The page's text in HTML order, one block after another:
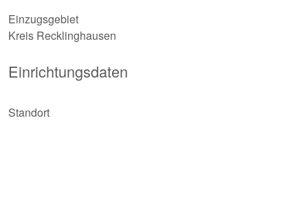
Einzugsgebiet
Kreis Recklinghausen
Einrichtungsdaten
Standort